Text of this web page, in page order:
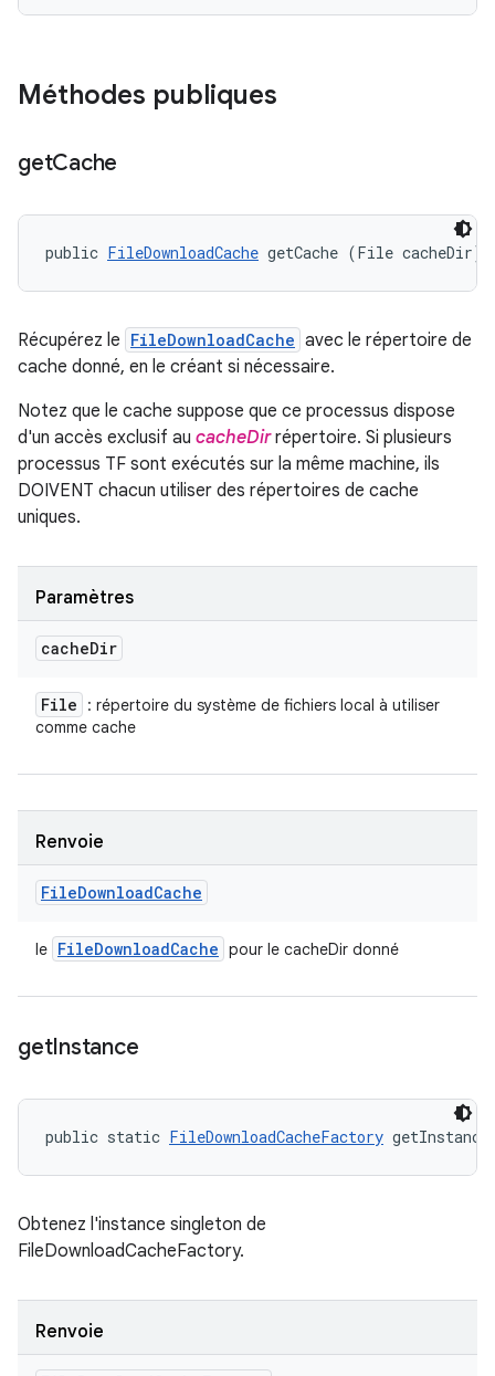
Méthodes publiques
getCache
public FileDownloadCache getCache (File cacheDir)
Récupérez le FileDownloadCache avec le répertoire de
cache donné, en le créant si nécessaire.
Notez que le cache suppose que ce processus dispose
d'un accès exclusif au cacheDirrépertoire. Si plusieurs
processus TF sont exécutés sur la même machine, ils
DOIVENT chacun utiliser des répertoires de cache
uniques.
Paramètres
cacheDir
File
: répertoire du système de fichiers local à utiliser
comme cache
Renvoie
FileDownloadCache
le FileDownloadCache pour le cacheDir donné
getInstance
public static FileDownloadCacheFactory
Obtenez l'instance singleton de
FileDownloadCacheFactory.
Renvoie